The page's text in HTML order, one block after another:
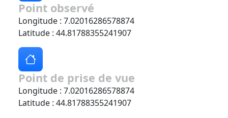
Point observé
Longitude : 7.02016286578874
Latitude : 44.81788355241907
Point de prise de vue
Longitude : 7.02016286578874
Latitude : 44.81788355241907